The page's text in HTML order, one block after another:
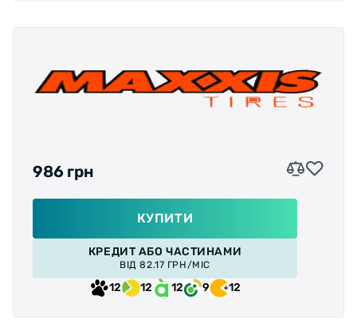
986 грн
КУПИТИ
КРЕДИТ АБО ЧАСТИНАМИ
ВІД 82.17 ГРН/МІС
12 12 12 9 12